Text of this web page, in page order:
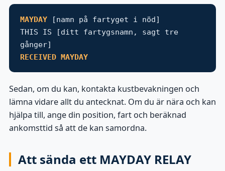
MAYDAY [namn på fartyget i nöd]
THIS IS [ditt fartygsnamn, sagt tre
gånger]
RECEIVED MAYDAY
Sedan, om du kan, kontakta kustbevakningen och
lämna vidare allt du antecknat. Om du är nära och kan
hjälpa till, ange din position, fart och beräknad
ankomsttid så att de kan samordna.
Att sända ett MAYDAY RELAY